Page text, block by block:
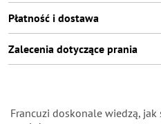
Płatność i dostawa
Zalecenia dotyczące prania
Francuzi doskonale wiedzą, jak